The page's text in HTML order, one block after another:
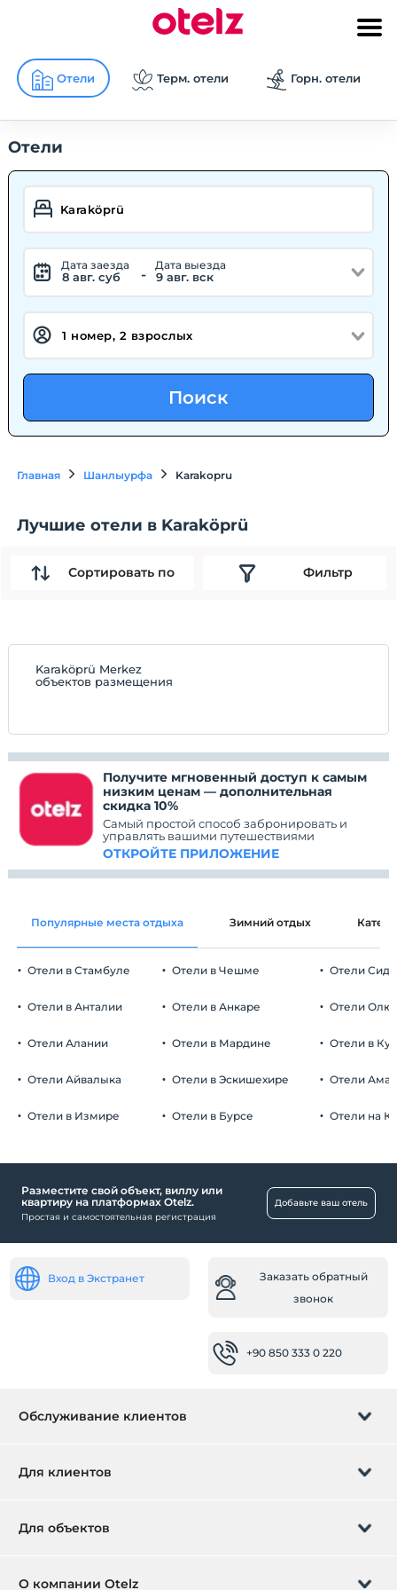
Отели Терм. отели Горн. отели
Отели
Дата заезда
8 авг. суб -
Дата выезда
9 авг. вск
Поиск
Главная Шанлыурфа Karakopru
Лучшие отели в Karaköprü
Сортировать по Фильтр
Karaköprü Merkez
объектов размещения
Получите мгновенный доступ к самым
низким ценам — дополнительная
скидка 10%
Самый простой способ забронировать и
управлять вашими путешествиями
ОТКРОЙТЕ ПРИЛОЖЕНИЕ
Популярные места отдыха Зимний отдых
Отели в Стамбуле
Отели в Анталии
Отели Алании
Отели Айвалыка
Отели в Измире
Отели в Чешме
Отели в Анкаре
Отели в Мардине
Отели в Эскишехире
Отели в Бурсе
Отели Сиде
Отели
Отели в
Отели
Отели на
Разместите свой объект, виллу или
квартиру на платформах Otelz.
Простая и самостоятельная регистрация
Добавьте ваш отель
Вход в Экстранет
Заказать обратный
звонок
+90 850 333 0 220
Обслуживание клиентов
Для клиентов
Подарочная карта
Для объектов
Добавьте ваш отель
О компании Otelz